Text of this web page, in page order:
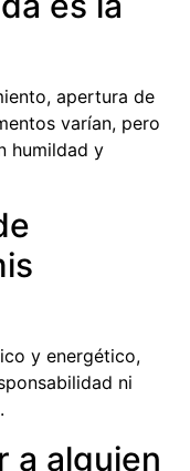
apertura de
varían, pero
humildad y
y energético,
ni
a alguien